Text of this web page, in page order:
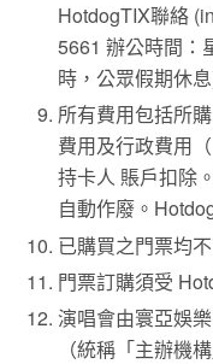
HotdogTIX聯絡
5661 辦公時間：
時，公眾假期休息
所有費用包括所
費用及行政費用
持卡人 賬戶扣除
自動作廢。
已購買之門票均
門票訂購須受
演唱會由寰亞娛
（統稱「主辦機